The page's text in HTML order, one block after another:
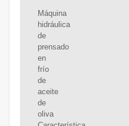
Máquina
hidráulica
de
prensado
en
frío
de
aceite
de
oliva